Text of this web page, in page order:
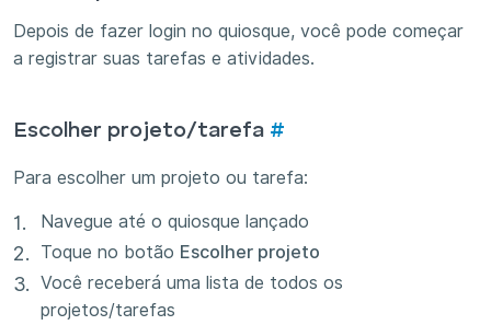
Depois de fazer login no quiosque, você pode começar
a registrar suas tarefas e atividades.
Escolher projeto/tarefa #
Para escolher um projeto ou tarefa:
Navegue até o quiosque lançado
Toque no botão Escolher projeto
Você receberá uma lista de todos os
projetos/tarefas